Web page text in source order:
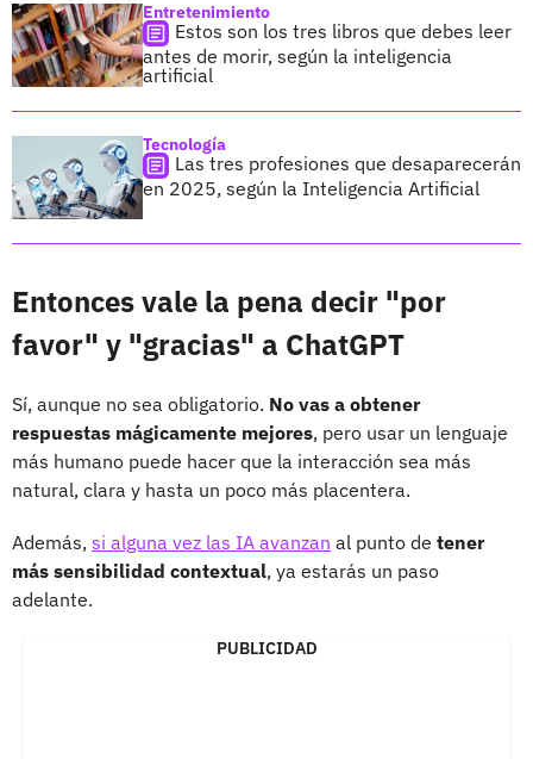
Entretenimiento
Estos son los tres libros que debes leer
antes de morir, según la inteligencia
artificial
Tecnología
Las tres profesiones que desaparecerán
en 2025, según la Inteligencia Artificial
Entonces vale la pena decir "por
favor" y "gracias" a ChatGPT
Sí, aunque no sea obligatorio. No vas a obtener
respuestas mágicamente mejores, pero usar un lenguaje
más humano puede hacer que la interacción sea más
natural, clara y hasta un poco más placentera.
Además, si alguna vez las IA avanzan al punto de tener
más sensibilidad contextual, ya estarás un paso
adelante.
PUBLICIDAD